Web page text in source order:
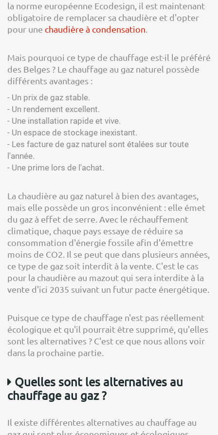
la norme européenne Ecodesign, il est maintenant
obligatoire de remplacer sa chaudière et d'opter
pour une chaudière à condensation
Mais pourquoi ce type de chauffage est-il le préféré
des Belges ? Le chauffage au gaz naturel possède
différents avantages :
- Un prix de gaz stable.
- Un rendement excellent.
- Une installation rapide et vive.
- Un espace de stockage inexistant.
- Les facture de gaz naturel sont étalées sur toute
l'année.
- Une prime lors de l'achat.
La chaudière au gaz naturel à bien des avantages,
mais elle possède un gros inconvénient : elle émet
du gaz à effet de serre. Avec le réchauffement
climatique, chaque pays essaye de réduire sa
consommation d'énergie fossile afin d'émettre
moins de CO2. Il se peut que dans plusieurs années,
ce type de gaz soit interdit à la vente. C'est le cas
pour la chaudière au mazout qui sera interdite à la
vente d'ici 2035 suivant un futur pacte énergétique.
Puisque ce type de chauffage n'est pas réellement
écologique et qu'il pourrait être supprimé, qu'elles
sont les alternatives ? C'est ce que nous allons voir
dans la prochaine partie.
Quelles sont les alternatives au
chauffage au gaz ?
Il existe différentes alternatives au chauffage au